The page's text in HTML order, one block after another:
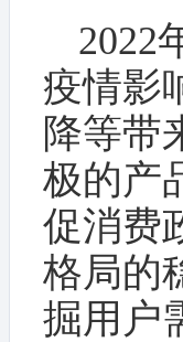
2022
疫情影
降等带
极的产
促消费
格局的
掘用户